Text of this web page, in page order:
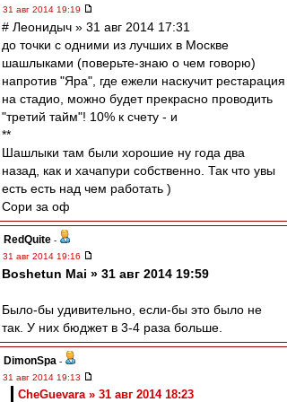
31 авг 2014 19:19
# Леонидыч » 31 авг 2014 17:31
до точки с одними из лучших в Москве
шашлыками (поверьте-знаю о чем говорю)
напротив "Яра", где ежели наскучит рестарация
на стадио, можно будет прекрасно проводить
"третий тайм"! 10% к счету - и
**
Шашлыки там были хорошие ну года два
назад, как и хачапури собственно. Так что увы
есть есть над чем работать )
Сори за оф
RedQuite -
31 авг 2014 19:16
Boshetun Mai » 31 авг 2014 19:59
Было-бы удивительно, если-бы это было не
так. У них бюджет в 3-4 раза больше.
DimonSpa -
31 авг 2014 19:13
CheGuevara » 31 авг 2014 18:23